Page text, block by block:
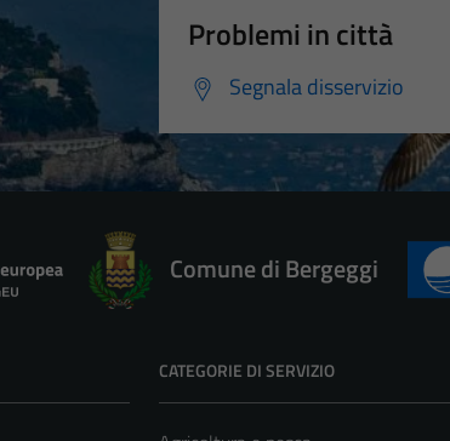
Problemi in città
Segnala disservizio
Comune di Bergeggi
CATEGORIE DI SERVIZIO